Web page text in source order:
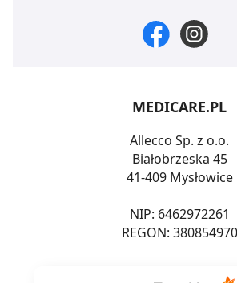
MEDICARE.PL
Allecco Sp. z o.o.
Białobrzeska 45
41-409 Mysłowice
NIP: 6462972261
REGON: 380854970